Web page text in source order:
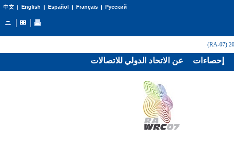
中文| English | Español | Français| Русский
عن الاتحاد الدولي للاتصالات إحصاءات